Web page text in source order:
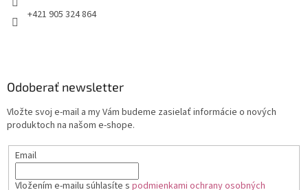
+421 905 324 864
Odoberať newsletter
Vložte svoj e-mail a my Vám budeme zasielať informácie o nových
produktoch na našom e-shope.
Email
Vložením e-mailu súhlasíte s podmienkami ochrany osobných